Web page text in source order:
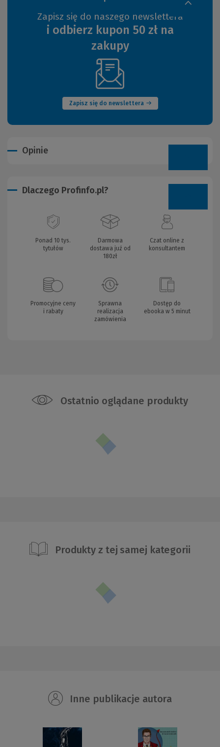
Zapisz się do naszego newslettera
i odbierz kupon 50 zł na
zakupy
Zapisz się do newslettera
(Nowe
okno)
Opinie
Dlaczego Profinfo.pl?
Ponad 10 tys.
tytułów
Darmowa
dostawa już od
180zł
Czat online z
konsultantem
Promocyjne ceny
i rabaty
Sprawna
realizacja
zamówienia
Dostęp do
ebooka w 5 minut
Ostatnio oglądane produkty
Produkty z tej samej kategorii
Inne publikacje autora